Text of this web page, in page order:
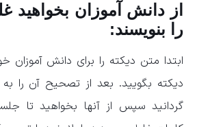
از دانش آموزان بخواهید
را بنویسند:
ابتدا متن دیکته را برای دانش آموزان
دیکته بگویید. بعد از تصحیح آن را
گردانید سپس از آنها بخواهید تا